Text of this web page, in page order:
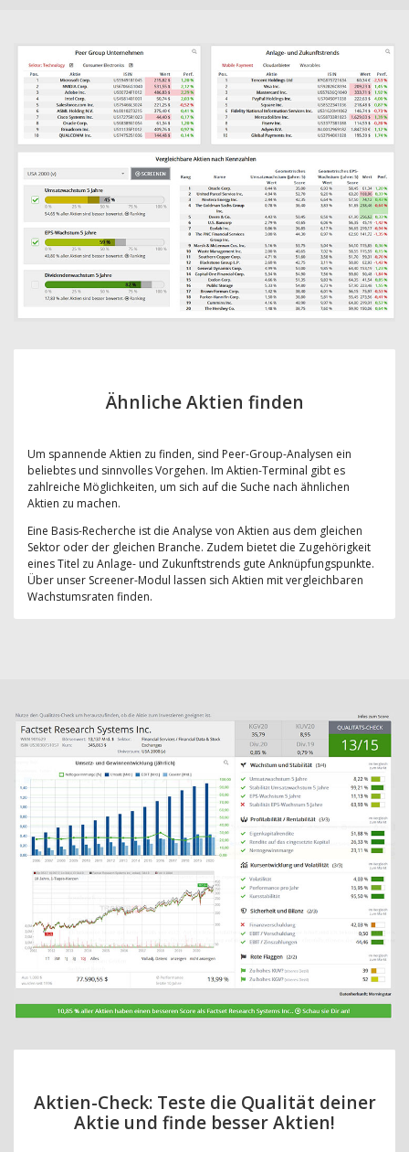
Ähnliche Aktien finden
Um spannende Aktien zu finden, sind Peer-Group-Analysen ein
beliebtes und sinnvolles Vorgehen. Im Aktien-Terminal gibt es
zahlreiche Möglichkeiten, um sich auf die Suche nach ähnlichen
Aktien zu machen.
Eine Basis-Recherche ist die Analyse von Aktien aus dem gleichen
Sektor oder der gleichen Branche. Zudem bietet die Zugehörigkeit
eines Titel zu Anlage- und Zukunftstrends gute Anknüpfungspunkte.
Über unser Screener-Modul lassen sich Aktien mit vergleichbaren
Wachstumsraten finden.
Aktien-Check: Teste die Qualität deiner
Aktie und finde besser Aktien!